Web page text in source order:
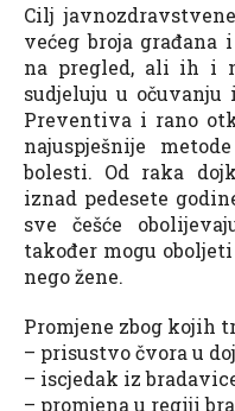
Cilj
većeg broja
na pregled, ali ih i
sudjeluju u očuvanju
Preventiva i rano
najuspješnije
bolesti. Od raka
iznad pedesete
sve češće
također mogu
nego žene.
Promjene zbog kojih
– prisustvo čvora u
– iscjedak iz
– promjena u regiji